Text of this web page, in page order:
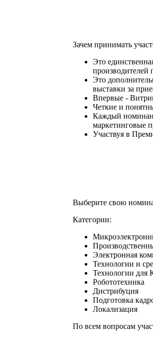
Зачем принимать
Это
производителей
Это
выставки за
Впервые -
Четкие и
Каждый
маркетинговые
Участвуя в
Выберите свою
Категории:
Электронная
Технологии и
Технологии для
Робототехника
Дистрибуция
Подготовка
Локализация
По всем вопросам